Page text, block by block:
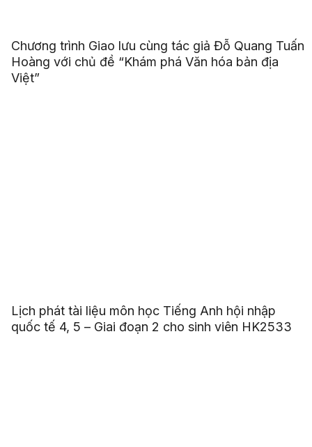
Chương trình Giao lưu cùng tác giả Đỗ Quang Tuấn
Hoàng với chủ đề “Khám phá Văn hóa bản địa
Việt”
Lịch phát tài liệu môn học Tiếng Anh hội nhập
quốc tế 4, 5 – Giai đoạn 2 cho sinh viên HK2533